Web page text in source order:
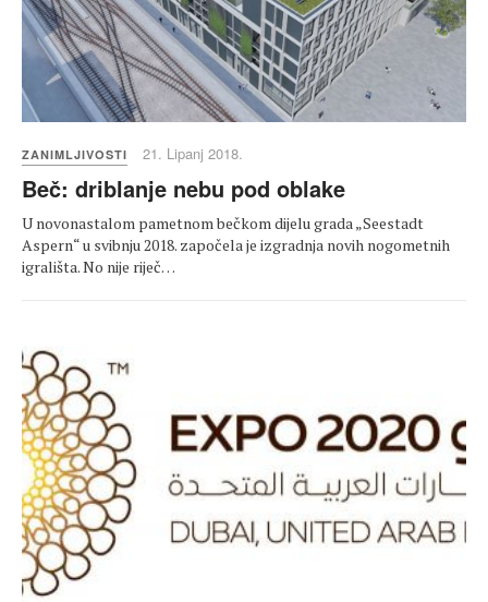
ZANIMLJIVOSTI 21. Lipanj 2018.
Beč: driblanje nebu pod oblake
U novonastalom pametnom bečkom dijelu grada „Seestadt
Aspern“ u svibnju 2018. započela je izgradnja novih nogometnih
igrališta. No nije riječ…